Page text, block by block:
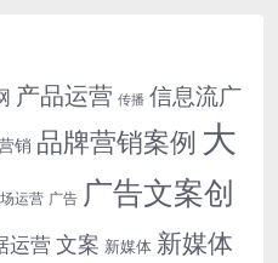
产品运营 传播 信息流广
销 品牌营销案例 大
运营 广告 广告文案创
运营文案 新媒体 新媒体